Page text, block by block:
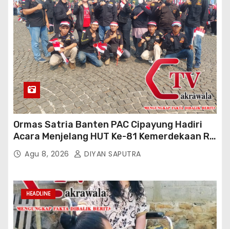
Ormas Satria Banten PAC Cipayung Hadiri
Acara Menjelang HUT Ke-81 Kemerdekaan RI
Di Silang Monas
Agu 8, 2026 DIYAN SAPUTRA
HEADLINE